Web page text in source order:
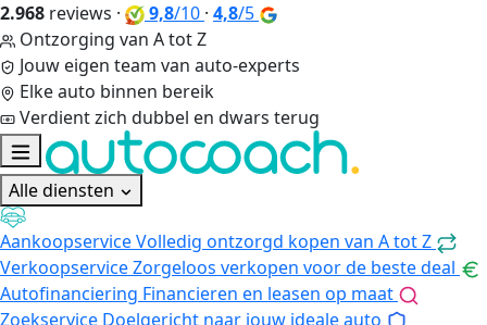
2.968 reviews · 9,8/10 · 4,8/5
Ontzorging van A tot Z
Jouw eigen team van auto-experts
Elke auto binnen bereik
Verdient zich dubbel en dwars terug
Alle diensten
AankoopserviceVolledig ontzorgd kopen van A tot Z
VerkoopserviceZorgeloos verkopen voor de beste deal
Autofinanciering Financieren en leasen op maat
Zoekservice Doelgericht naar jouw ideale auto